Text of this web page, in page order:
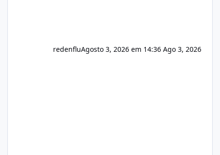
redenfluAgosto 3, 2026 em 14:36 Ago 3, 2026